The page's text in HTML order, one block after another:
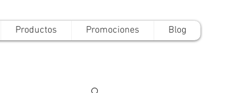
Productos Promociones Blog